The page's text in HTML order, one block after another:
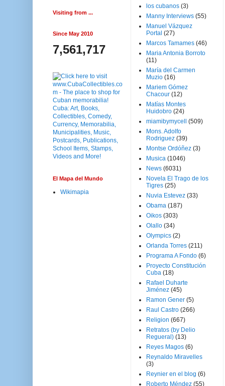
Visiting from ...
Since May 2010
7,561,717
El Mapa del Mundo
Wikimapia
los cubanos (3)
Manny Interviews (55)
Manuel Vázquez
Portal (27)
Marcos Tamames (46)
Maria Antonia Borroto
(11)
María del Carmen
Muzio (16)
Mariem Gómez
Chacour (12)
Matías Montes
Huidobro (24)
miamibymycell
(509)
Mons. Adolfo
Rodriguez (39)
Montse Ordóñez (3)
Musica (1046)
News (6031)
Novela El Trago de los
Tigres (25)
Nuvia Estevez (33)
Obama (187)
Oikos (303)
Olallo (34)
Olympics (2)
Orlanda Torres (211)
Programa A Fondo (6)
Proyecto Constitución
Cuba (18)
Rafael Duharte
Jiménez (45)
Ramon Gener (5)
Raul Castro (266)
Religion (667)
Retratos (by Delio
Regueral) (13)
Reyes Magos (6)
Reynaldo Miravelles
(3)
Reynier en el blog (6)
Roberto Méndez (55)